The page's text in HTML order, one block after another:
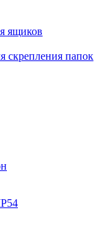
ящиков
скрепления папок